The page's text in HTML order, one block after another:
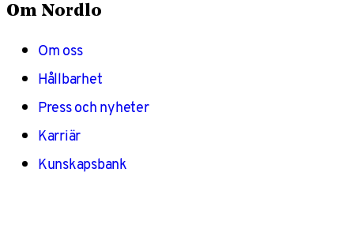
Om Nordlo
Om oss
Hållbarhet
Press och nyheter
Karriär
Kunskapsbank